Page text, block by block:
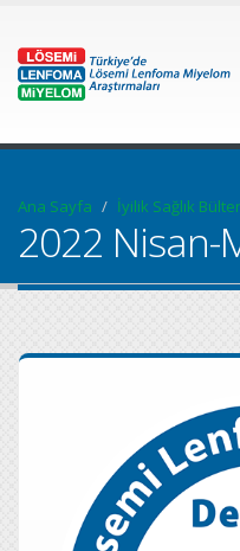
Ana Sayfa İyilik Sağlık
2022 Nisan-